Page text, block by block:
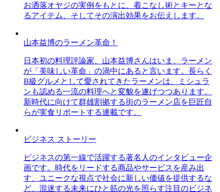
お洒落オヤジの実例をもとに、着こなし術とキーとな
るアイテム、そしてその演出効果をお伝えします。
山本益博のラーメン革命！
日本初の料理評論家、山本益博さんはいま、ラーメン
が「美味しい革命」の渦中にあると言います。長らく
B級グルメとして愛されてきたラーメンは、ミシュラ
ンも認める一流の料理へと変貌を遂げつつあります。
新時代に向けて群雄割拠する街のラーメン店を巨匠自
らが実食リポートする連載です。
ビジネス ストーリー
ビジネスの第一線で活躍する著名人のインタビュー企
画です。時代をリードする商品やサービスを産み出
す、ユニークな視点で社会に新しい価値を提供するな
ど、混迷する未来にひと筋の光を照らす注目のビジネ